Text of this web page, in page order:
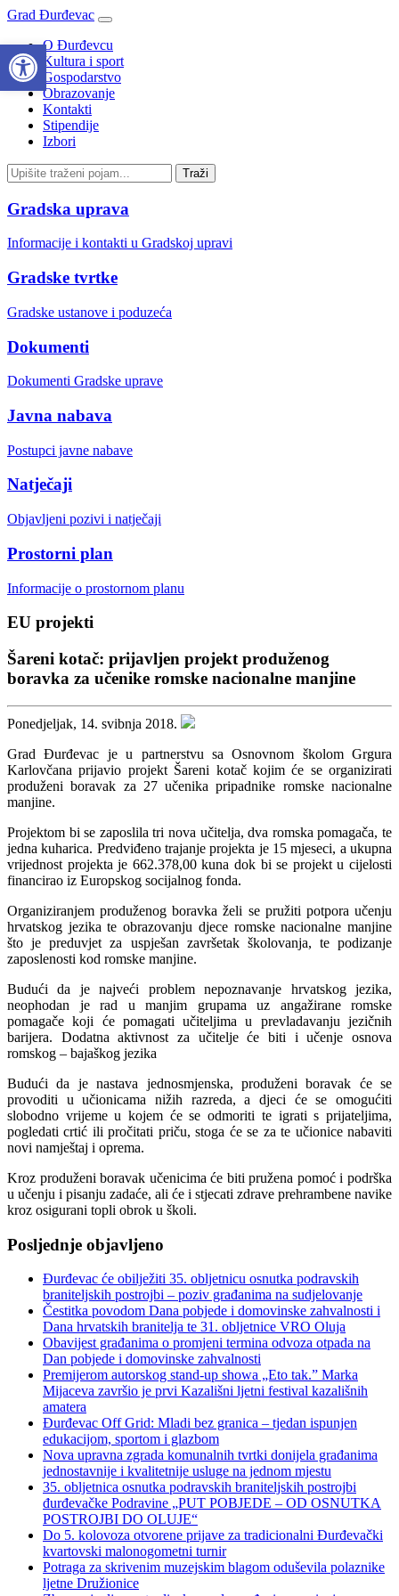
Open toolbar
Grad Đurđevac
O Đurđevcu
Kultura i sport
Gospodarstvo
Obrazovanje
Kontakti
Stipendije
Izbori
Gradska uprava
Informacije i kontakti u Gradskoj upravi
Gradske tvrtke
Gradske ustanove i poduzeća
Dokumenti
Dokumenti Gradske uprave
Javna nabava
Postupci javne nabave
Natječaji
Objavljeni pozivi i natječaji
Prostorni plan
Informacije o prostornom planu
EU projekti
Šareni kotač: prijavljen projekt produženog
boravka za učenike romske nacionalne manjine
Ponedjeljak, 14. svibnja 2018.
Grad Đurđevac je u partnerstvu sa Osnovnom školom Grgura
Karlovčana prijavio projekt Šareni kotač kojim će se organizirati
produženi boravak za 27 učenika pripadnike romske nacionalne
manjine.
Projektom bi se zaposlila tri nova učitelja, dva romska pomagača, te
jedna kuharica. Predviđeno trajanje projekta je 15 mjeseci, a ukupna
vrijednost projekta je 662.378,00 kuna dok bi se projekt u cijelosti
financirao iz Europskog socijalnog fonda.
Organiziranjem produženog boravka želi se pružiti potpora učenju
hrvatskog jezika te obrazovanju djece romske nacionalne manjine
što je preduvjet za uspješan završetak školovanja, te podizanje
zaposlenosti kod romske manjine.
Budući da je najveći problem nepoznavanje hrvatskog jezika,
neophodan je rad u manjim grupama uz angažirane romske
pomagače koji će pomagati učiteljima u prevladavanju jezičnih
barijera. Dodatna aktivnost za učitelje će biti i učenje osnova
romskog – bajaškog jezika
Budući da je nastava jednosmjenska, produženi boravak će se
provoditi u učionicama nižih razreda, a djeci će se omogućiti
slobodno vrijeme u kojem će se odmoriti te igrati s prijateljima,
pogledati crtić ili pročitati priču, stoga će se za te učionice nabaviti
novi namještaj i oprema.
Kroz produženi boravak učenicima će biti pružena pomoć i podrška
u učenju i pisanju zadaće, ali će i stjecati zdrave prehrambene navike
kroz osigurani topli obrok u školi.
Posljednje objavljeno
Đurđevac će obilježiti 35. obljetnicu osnutka podravskih
braniteljskih postrojbi – poziv građanima na sudjelovanje
Čestitka povodom Dana pobjede i domovinske zahvalnosti i
Dana hrvatskih branitelja te 31. obljetnice VRO Oluja
Obavijest građanima o promjeni termina odvoza otpada na
Dan pobjede i domovinske zahvalnosti
Premijerom autorskog stand-up showa „Eto tak.” Marka
Mijaceva završio je prvi Kazališni ljetni festival kazališnih
amatera
Đurđevac Off Grid: Mladi bez granica – tjedan ispunjen
edukacijom, sportom i glazbom
Nova upravna zgrada komunalnih tvrtki donijela građanima
jednostavnije i kvalitetnije usluge na jednom mjestu
35. obljetnica osnutka podravskih braniteljskih postrojbi
đurđevačke Podravine „PUT POBJEDE – OD OSNUTKA
POSTROJBI DO OLUJE“
Do 5. kolovoza otvorene prijave za tradicionalni Đurđevački
kvartovski malonogometni turnir
Potraga za skrivenim muzejskim blagom oduševila polaznike
ljetne Družionice